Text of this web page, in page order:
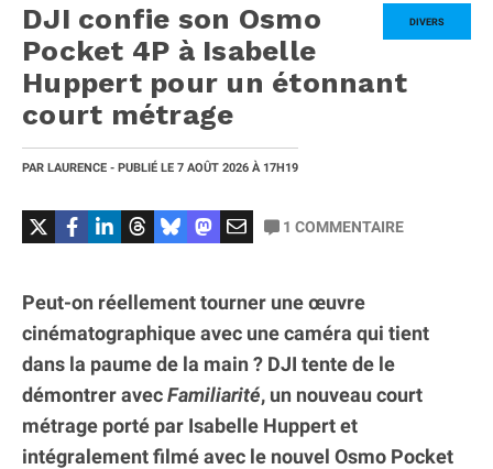
DIVERS
DJI confie son Osmo
Pocket 4P à Isabelle
Huppert pour un étonnant
court métrage
PAR LAURENCE - PUBLIÉ LE 7 AOÛT 2026 À 17H19
1 COMMENTAIRE
Peut-on réellement tourner une œuvre
cinématographique avec une caméra qui tient
dans la paume de la main ? DJI tente de le
démontrer avecFamiliarité, un nouveau court
métrage porté par Isabelle Huppert et
intégralement filmé avec le nouvel Osmo Pocket